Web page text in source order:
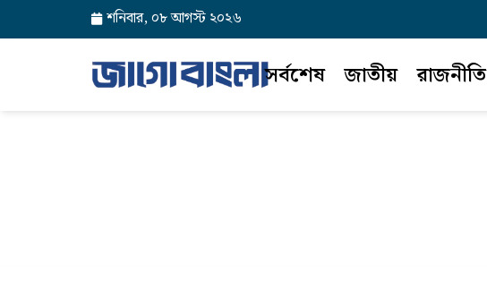
শনিবার, ০৮ আগস্ট ২০২৬
সর্বশেষ জাতীয় রাজনীতি